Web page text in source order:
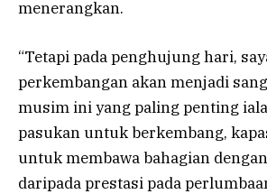
menerangkan.
“Tetapi pada penghujung hari,
perkembangan akan menjadi
musim ini yang paling penting
pasukan untuk berkembang,
untuk membawa bahagian
daripada prestasi pada